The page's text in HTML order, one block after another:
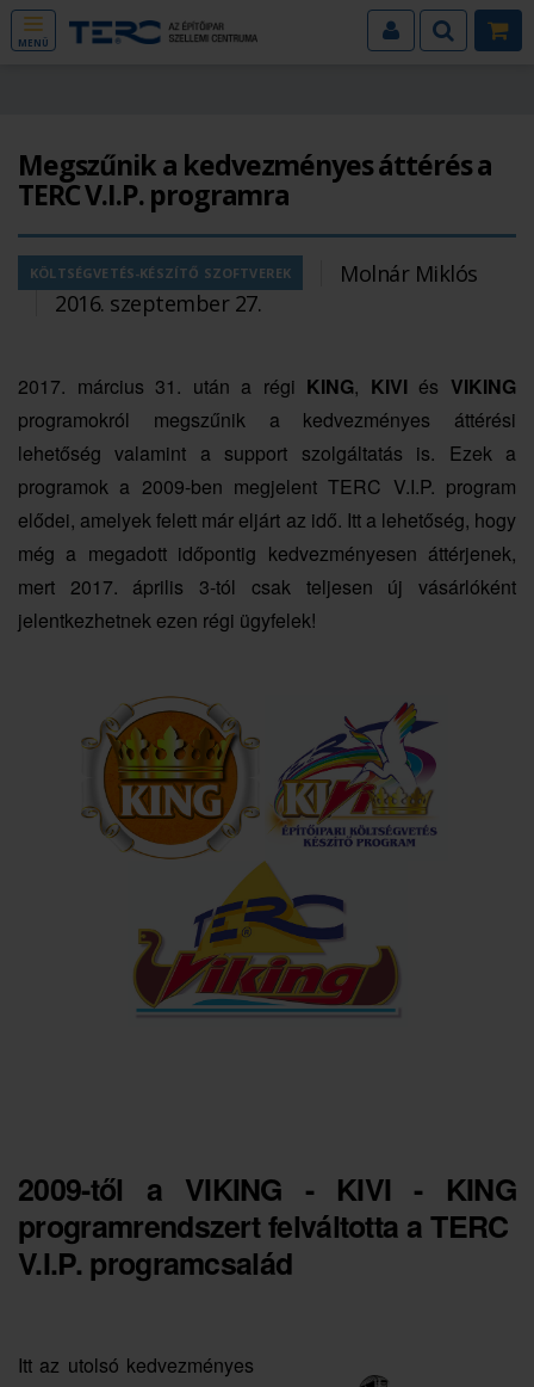
MENÜ
Megszűnik a kedvezményes áttérés a
TERC V.I.P. programra
KÖLTSÉGVETÉS-KÉSZÍTŐ SZOFTVEREK
Molnár Miklós
2016. szeptember 27.
2017. március 31. után a régi KING, KIVIésVIKING
programokról megszűnik a kedvezményes áttérési
lehetőség valamint a support szolgáltatás is. Ezek a
programok a 2009-ben megjelent TERC V.I.P. program
elődei, amelyek felett már eljárt az idő. Itt a lehetőség, hogy
még a megadott időpontig kedvezményesen áttérjenek,
mert 2017. április 3-tól csak teljesen új vásárlóként
jelentkezhetnek ezen régi ügyfelek!
2009-től a VIKING - KIVI - KING
programrendszert felváltotta a TERC
V.I.P. programcsalád
Itt az utolsó kedvezményes